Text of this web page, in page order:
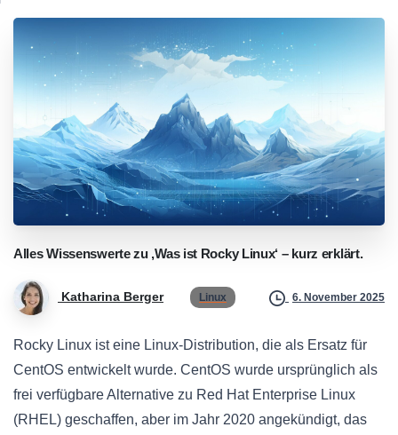
Alles Wissenswerte zu ‚Was ist Rocky Linux‘ – kurz erklärt.
Katharina Berger Linux 6. November 2025
Rocky Linux ist eine Linux-Distribution, die als Ersatz für
CentOS entwickelt wurde. CentOS wurde ursprünglich als
frei verfügbare Alternative zu Red Hat Enterprise Linux
(RHEL) geschaffen, aber im Jahr 2020 angekündigt, das